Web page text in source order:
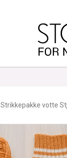
Strikkepakke votte